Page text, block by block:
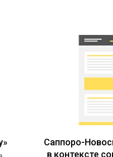
Саппоро-
в контексте